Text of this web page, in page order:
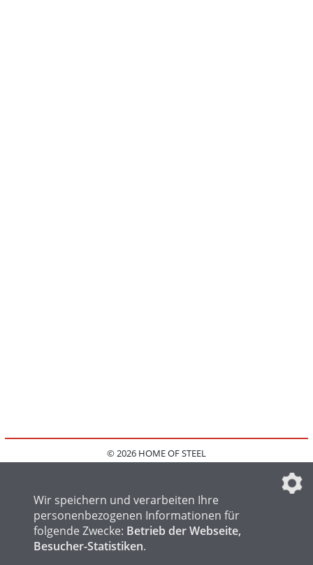
© 2026 HOME OF STEEL
IMPRESSUM
FAQ
DATENSCHUTZEINSTELLUNGEN
Wir speichern und verarbeiten Ihre
personenbezogenen Informationen für
folgende Zwecke: Betrieb der Webseite,
Besucher-Statistiken.